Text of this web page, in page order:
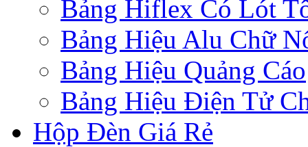
Bảng Hiflex Có Lót
Bảng Hiệu Alu Chữ
Bảng Hiệu Quảng Cáo
Bảng Hiệu Điện Tử
Hộp Đèn Giá Rẻ